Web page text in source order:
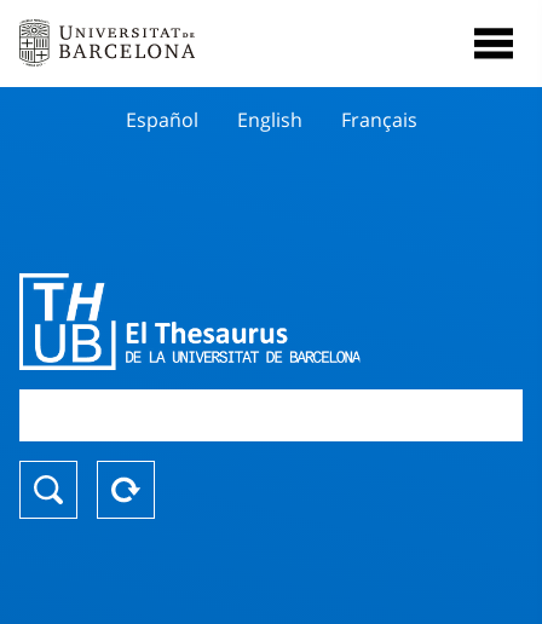
Español English Français